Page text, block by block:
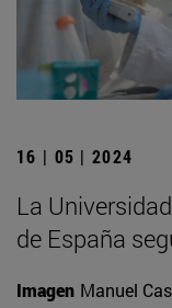
16 | 05 | 2024
La
de España
Imagen Manuel